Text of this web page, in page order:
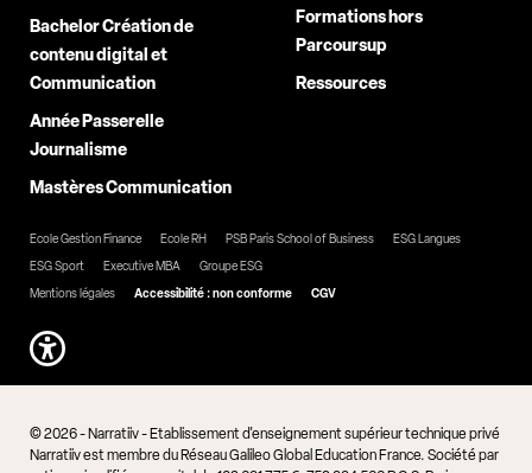
Bachelor Création de
contenu digital et
Communication
Année Passerelle
Journalisme
Mastères Communication
Formations hors
Parcoursup
Ressources
Ecole Gestion Finance Ecole RH PSB Paris School of Business
ESG Langues
ESG Sport
Executive MBA
Groupe ESG
Mentions légales
Accessibilité : non conforme CGV
© 2026 - Narratiiv - Etablissement d'enseignement supérieur technique privé
Narratiiv est membre du Réseau Galileo Global Education France. Société par